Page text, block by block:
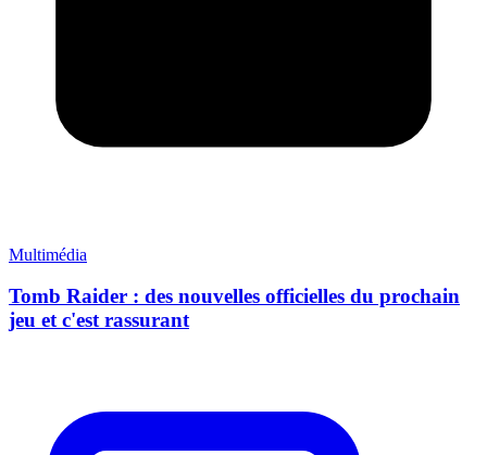
Multimédia
Tomb Raider : des nouvelles officielles du prochain
jeu et c'est rassurant